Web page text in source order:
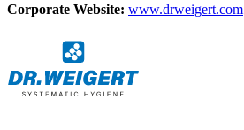
Corporate Website: www.drweigert.com